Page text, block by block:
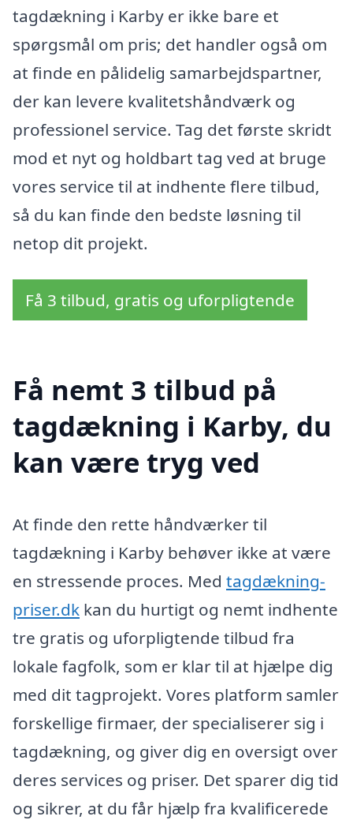
tagdækning i Karby er ikke bare et
spørgsmål om pris; det handler også om
at finde en pålidelig samarbejdspartner,
der kan levere kvalitetshåndværk og
professionel service. Tag det første skridt
mod et nyt og holdbart tag ved at bruge
vores service til at indhente flere tilbud,
så du kan finde den bedste løsning til
netop dit projekt.
Få 3 tilbud, gratis og uforpligtende
Få nemt 3 tilbud på
tagdækning i Karby, du
kan være tryg ved
At finde den rette håndværker til
tagdækning i Karby behøver ikke at være
en stressende proces. Med tagdækning-
priser.dk kan du hurtigt og nemt indhente
tre gratis og uforpligtende tilbud fra
lokale fagfolk, som er klar til at hjælpe dig
med dit tagprojekt. Vores platform samler
forskellige firmaer, der specialiserer sig i
tagdækning, og giver dig en oversigt over
deres services og priser. Det sparer dig tid
og sikrer, at du får hjælp fra kvalificerede